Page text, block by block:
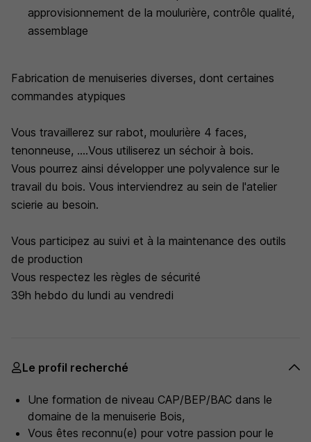
approvisionnement de la moulurière, contrôle qualité,
assemblage
Fabrication de menuiseries diverses, dont certaines
commandes atypiques
Vous travaillerez sur rabot, moulurière 4 faces,
tenonneuse, ....Vous utiliserez un séchoir à bois.
Vous pourrez ainsi développer une polyvalence sur le
travail du bois. Vous interviendrez au sein de l'atelier
scierie au besoin.
Vous participez au suivi et à la maintenance des outils
de production
Vous respectez les règles de sécurité
39h hebdo du lundi au vendredi
Le profil recherché
Une formation de niveau CAP/BEP/BAC dans le
domaine de la menuiserie Bois,
Vous êtes reconnu(e) pour votre passion pour le